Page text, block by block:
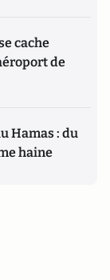
cache
de
Hamas : du
haine